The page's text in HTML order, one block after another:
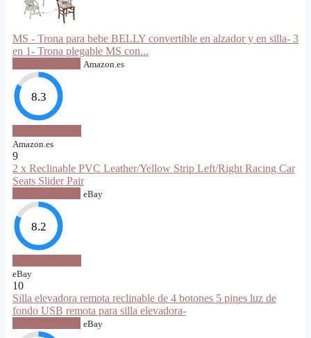
MS - Trona para bebe BELLY convertible en alzador y en silla- 3
en 1- Trona plegable MS con...
Amazon.es
8.3
Amazon.es
9
2 x Reclinable PVC Leather/Yellow Strip Left/Right Racing Car
Seats Slider Pair
eBay
8.2
eBay
10
Silla elevadora remota reclinable de 4 botones 5 pines luz de
fondo USB remota para silla elevadora-
eBay